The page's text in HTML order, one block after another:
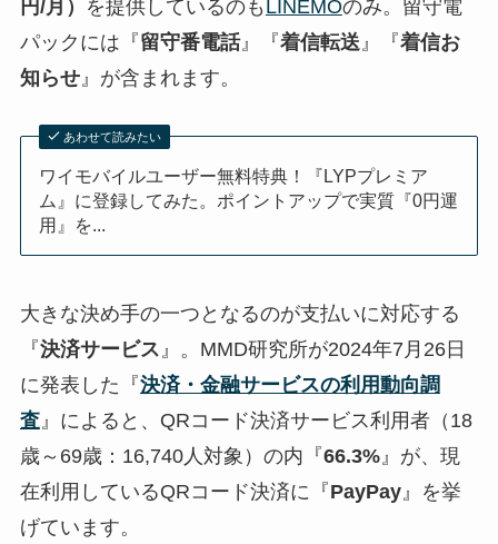
円/月） を提供しているのも LINEMOのみ。留守電
パックには『留守番電話』『着信転送』『着信お
知らせ』が含まれます。
あわせて読みたい
ワイモバイルユーザー無料特典！『LYPプレミア
ム』に登録してみた。ポイントアップで実質『0円運
用』を...
大きな決め手の一つとなるのが支払いに対応する
『決済サービス』。MMD研究所が2024年7月26日
に発表した『決済・金融サービスの利用動向調
査』によると、QRコード決済サービス利用者（18
歳～69歳：16,740人対象）の内『66.3%』が、現
在利用しているQRコード決済に『PayPay』を挙
げています。